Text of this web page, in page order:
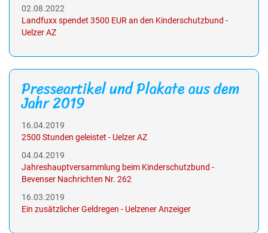
02.08.2022
Landfuxx spendet 3500 EUR an den Kinderschutzbund -
Uelzer AZ
Presseartikel und Plakate aus dem
Jahr 2019
16.04.2019
2500 Stunden geleistet - Uelzer AZ
04.04.2019
Jahreshauptversammlung beim Kinderschutzbund -
Bevenser Nachrichten Nr. 262
16.03.2019
Ein zusätzlicher Geldregen - Uelzener Anzeiger